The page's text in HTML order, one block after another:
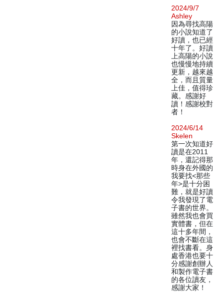
2024/9/7
Ashley
因為尋找高陽
的小說知道了
好讀，也已經
十年了。好讀
上高陽的小說
也慢慢地持續
更新，越來越
全，而且質量
上佳，值得珍
藏。感謝好
讀！感謝校對
者！
2024/6/14
Skelen
第一次知道好
讀是在2011
年，還記得那
時身在外國的
我要找<那些
年>是十分困
難，就是好讀
令我發現了電
子書的世界。
雖然我也會買
實體書，但在
這十多年間，
也會不斷在這
裡找書看。身
處香港也要十
分感謝創辦人
和製作電子書
的各位讀友，
感謝大家！